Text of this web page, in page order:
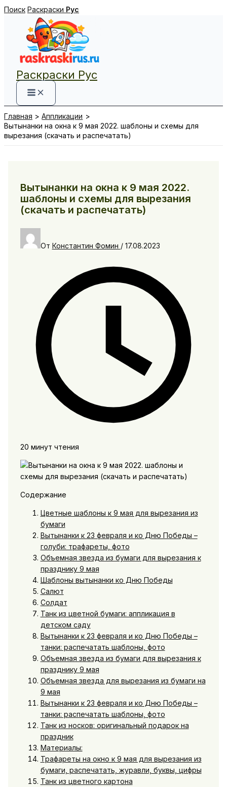
Перейти
содержимому
Поиск Раскраски Рус
Раскраски Рус
Главная
Аппликации
Вытынанки на окна к 9 мая 2022. шаблоны и схемы для
вырезания (скачать и распечатать)
Вытынанки на окна к 9 мая 2022.
шаблоны и схемы для вырезания
(скачать и распечатать)
От Константин Фомин / 17.08.2023
20 минут чтения
Содержание
Цветные шаблоны к 9 мая для вырезания из
бумаги
Вытынанки к 23 февраля и ко Дню Победы –
голуби: трафареты, фото
Объемная звезда из бумаги для вырезания к
празднику 9 мая
Шаблоны вытынанки ко Дню Победы
Салют
Солдат
Танк из цветной бумаги: аппликация в
детском саду
Вытынанки к 23 февраля и ко Дню Победы –
танки: распечатать шаблоны, фото
Объемная звезда из бумаги для вырезания к
празднику 9 мая
Объемная звезда для вырезания из бумаги на
9 мая
Вытынанки к 23 февраля и ко Дню Победы –
танки: распечатать шаблоны, фото
Танк из носков: оригинальный подарок на
праздник
Материалы:
Трафареты на окно к 9 мая для вырезания из
бумаги, распечатать, журавли, буквы, цифры
Танк из цветного картона